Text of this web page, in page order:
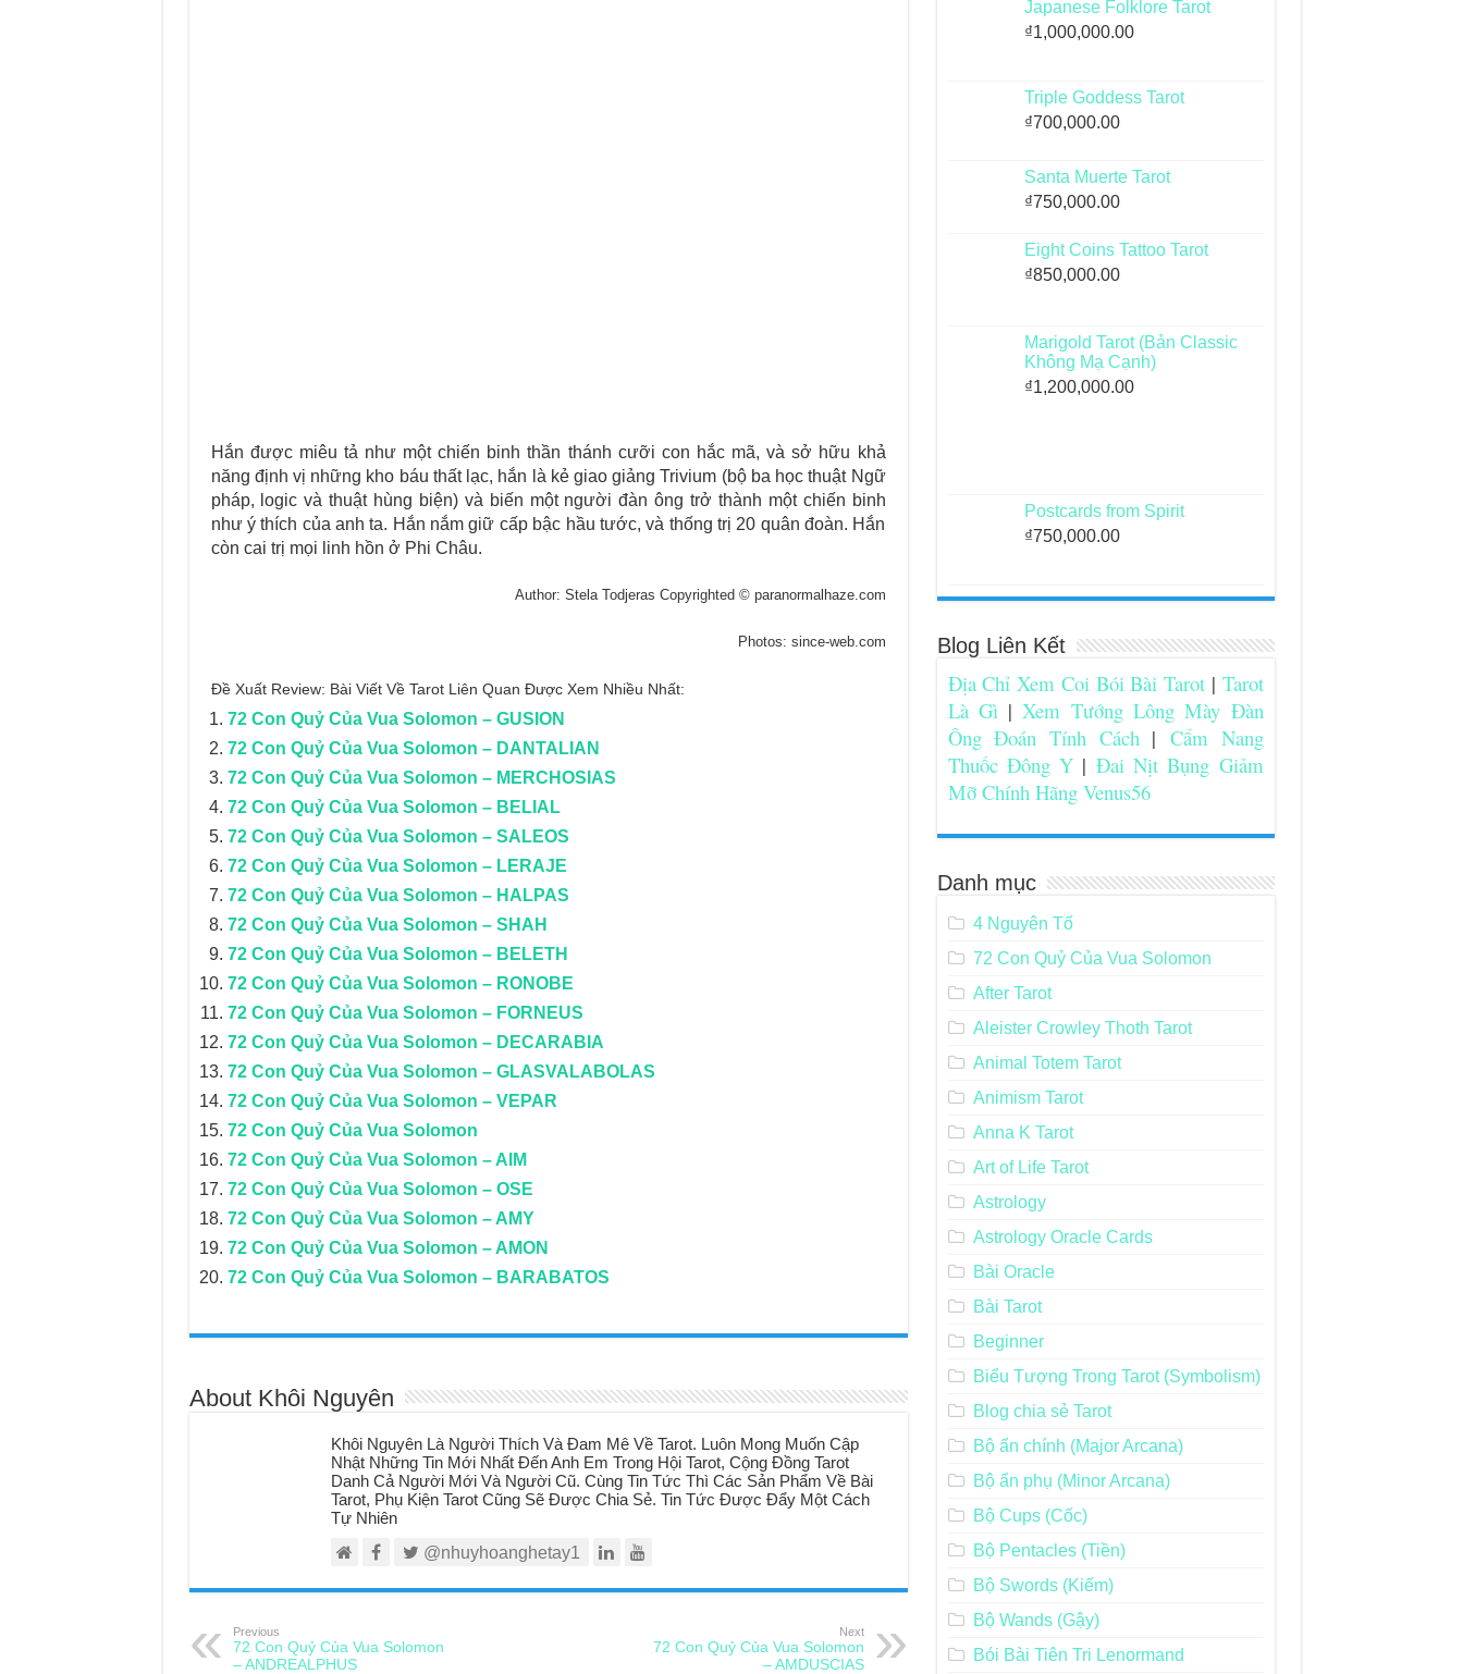
Hắn được miêu tả như một chiến binh thần thánh cưỡi con hắc mã, và sở hữu khả
năng định vị những kho báu thất lạc, hắn là kẻ giao giảng Trivium (bộ ba học thuật Ngữ
pháp, logic và thuật hùng biện) và biến một người đàn ông trở thành một chiến binh
như ý thích của anh ta. Hắn nắm giữ cấp bậc hầu tước, và thống trị 20 quân đoàn. Hắn
còn cai trị mọi linh hồn ở Phi Châu.
Author: Stela Todjeras Copyrighted © paranormalhaze.com
Photos: since-web.com
Đề Xuất Review: Bài Viết Về Tarot Liên Quan Được Xem Nhiều Nhất:
72 Con Quỷ Của Vua Solomon – GUSION
72 Con Quỷ Của Vua Solomon – DANTALIAN
72 Con Quỷ Của Vua Solomon – MERCHOSIAS
72 Con Quỷ Của Vua Solomon – BELIAL
72 Con Quỷ Của Vua Solomon – SALEOS
72 Con Quỷ Của Vua Solomon – LERAJE
72 Con Quỷ Của Vua Solomon – HALPAS
72 Con Quỷ Của Vua Solomon – SHAH
72 Con Quỷ Của Vua Solomon – BELETH
72 Con Quỷ Của Vua Solomon – RONOBE
72 Con Quỷ Của Vua Solomon – FORNEUS
72 Con Quỷ Của Vua Solomon – DECARABIA
72 Con Quỷ Của Vua Solomon – GLASVALABOLAS
72 Con Quỷ Của Vua Solomon – VEPAR
72 Con Quỷ Của Vua Solomon
72 Con Quỷ Của Vua Solomon – AIM
72 Con Quỷ Của Vua Solomon – OSE
72 Con Quỷ Của Vua Solomon – AMY
72 Con Quỷ Của Vua Solomon – AMON
72 Con Quỷ Của Vua Solomon – BARABATOS
About Khôi Nguyên
Khôi Nguyên Là Người Thích Và Đam Mê Về Tarot. Luôn Mong Muốn Cập
Nhật Những Tin Mới Nhất Đến Anh Em Trong Hội Tarot, Cộng Đồng Tarot
Danh Cả Người Mới Và Người Cũ. Cùng Tin Tức Thì Các Sản Phẩm Về Bài
Tarot, Phụ Kiện Tarot Cũng Sẽ Được Chia Sẻ. Tin Tức Được Đẩy Một Cách
Tự Nhiên
@nhuyhoanghetay1
Previous
72 Con Quỷ Của Vua Solomon
– ANDREALPHUS
Next
72 Con Quỷ Của Vua Solomon
– AMDUSCIAS
Japanese Folklore Tarot
₫1,000,000.00
Triple Goddess Tarot
₫700,000.00
Santa Muerte Tarot
₫750,000.00
Eight Coins Tattoo Tarot
₫850,000.00
Marigold Tarot (Bản Classic
Không Mạ Cạnh)
₫1,200,000.00
Postcards from Spirit
₫750,000.00
Blog Liên Kết
Địa Chỉ Xem Coi Bói Bài Tarot | Tarot
Là Gì|Xem Tướng Lông Mày Đàn
Ông Đoán Tính Cách| Cẩm Nang
Thuốc Đông Y|Đai Nịt Bụng Giảm
Mỡ Chính Hãng Venus56
Danh mục
4 Nguyên Tố
72 Con Quỷ Của Vua Solomon
After Tarot
Aleister Crowley Thoth Tarot
Animal Totem Tarot
Animism Tarot
Anna K Tarot
Art of Life Tarot
Astrology
Astrology Oracle Cards
Bài Oracle
Bài Tarot
Beginner
Biểu Tượng Trong Tarot (Symbolism)
Blog chia sẻ Tarot
Bộ ẩn chính (Major Arcana)
Bộ ẩn phụ (Minor Arcana)
Bộ Cups (Cốc)
Bộ Pentacles (Tiền)
Bộ Swords (Kiếm)
Bộ Wands (Gậy)
Bói Bài Tiên Tri Lenormand